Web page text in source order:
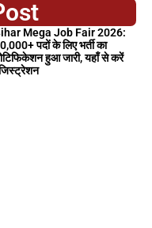
Mega Job Fair 2026:
पदों के लिए भर्ती का
हुआ जारी, यहाँ से करें